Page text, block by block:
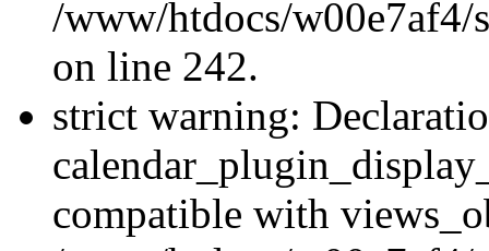
/www/htdocs/w00e7af4/
on line 242.
strict warning:
compatible with